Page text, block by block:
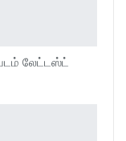
லேட்டஸ்ட்